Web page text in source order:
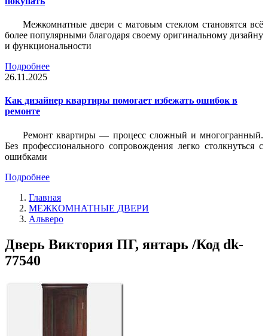
Межкомнатные двери с матовым стеклом становятся всё
более популярными благодаря своему оригинальному дизайну
и функциональности
Подробнее
26.11.2025
Как дизайнер квартиры помогает избежать ошибок в
ремонте
Ремонт квартиры — процесс сложный и многогранный.
Без профессионального сопровождения легко столкнуться с
ошибками
Подробнее
Главная
МЕЖКОМНАТНЫЕ ДВЕРИ
Альверо
Дверь Виктория ПГ, янтарь /Код dk-
77540